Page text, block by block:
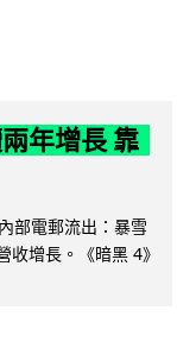
年增長 靠
部電郵流出：暴雪
增長。《暗黑 4》